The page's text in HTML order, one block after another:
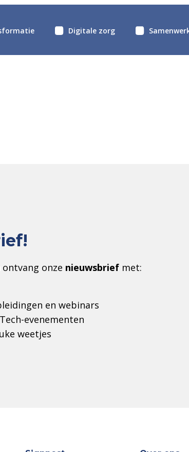
Digitale zorg
ontvang onze nieuwsbrief met:
en webinars
evenementen
weetjes